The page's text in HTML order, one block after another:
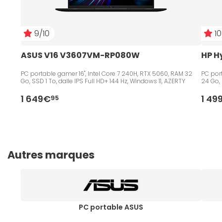
9/10
ASUS V16 V3607VM-RP080W
PC portable gamer 16", Intel Core 7 240H, RTX 5060, RAM 32
Go, SSD 1 To, dalle IPS Full HD+ 144 Hz, Windows 11, AZERTY
1 649€95
HP
PC
24 Go,
1
Autres marques
PC portable ASUS